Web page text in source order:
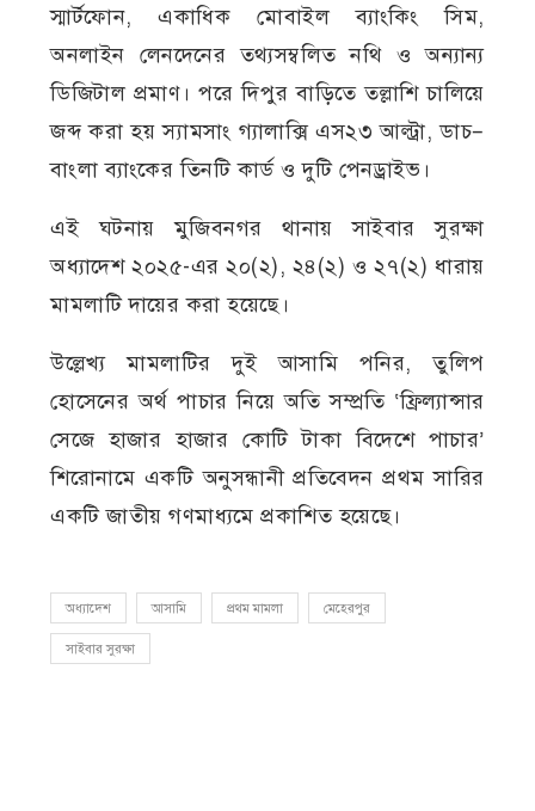
স্মার্টফোন, একাধিক মোবাইল ব্যাংকিং সিম,
অনলাইন লেনদেনের তথ্যসম্বলিত নথি ও অন্যান্য
ডিজিটাল প্রমাণ। পরে দিপুর বাড়িতে তল্লাশি চালিয়ে
জব্দ করা হয় স্যামসাং গ্যালাক্সি এস২৩ আল্ট্রা, ডাচ–
বাংলা ব্যাংকের তিনটি কার্ড ও দুটি পেনড্রাইভ।
এই ঘটনায় মুজিবনগর থানায় সাইবার সুরক্ষা
অধ্যাদেশ ২০২৫-এর ২০(২), ২৪(২) ও ২৭(২) ধারায়
মামলাটি দায়ের করা হয়েছে।
উল্লেখ্য মামলাটির দুই আসামি পনির, তুলিপ
হোসেনের অর্থ পাচার নিয়ে অতি সম্প্রতি ‘ফ্রিল্যান্সার
সেজে হাজার হাজার কোটি টাকা বিদেশে পাচার’
শিরোনামে একটি অনুসন্ধানী প্রতিবেদন প্রথম সারির
একটি জাতীয় গণমাধ্যমে প্রকাশিত হয়েছে।
অধ্যাদেশ আসামি প্রথম মামলা মেহেরপুর
সাইবার সুরক্ষা